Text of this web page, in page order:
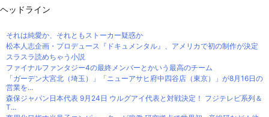
ヘッドライン
それは純愛か、それともストーカー疑惑か
松本人志企画・プロデュース『ドキュメンタル』、アメリカで初の制作が決定
スラスラ読めちゃう小説
ファイナルファンタジー4の最終メンバーとかいう最高のチーム
「ガーデン大宮北（埼玉）」「ニューアサヒ府中四谷店（東京）」が8月16日の
営業を...
森保ジャパン日本代表 9月24日 ウルグアイ代表と対戦決定！ フジテレビ系列＆
T...